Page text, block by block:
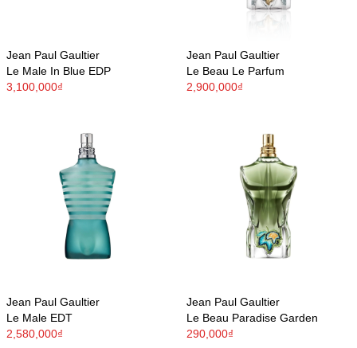
Jean Paul Gaultier
Le Male In Blue EDP
3,100,000₫
Jean Paul Gaultier
Le Beau Le Parfum
2,900,000₫
Jean Paul Gaultier
Le Male EDT
2,580,000₫
Jean Paul Gaultier
Le Beau Paradise Garden
290,000₫